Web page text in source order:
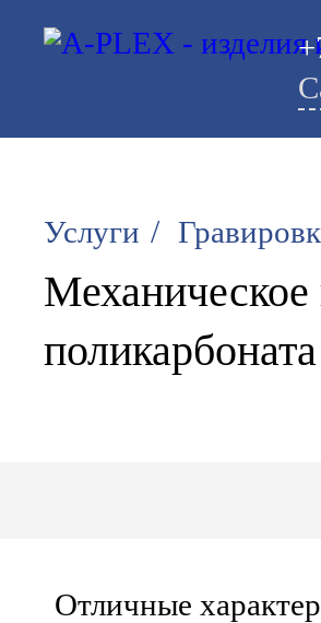
Услуги /
Механическое
поликарбоната
Отличные